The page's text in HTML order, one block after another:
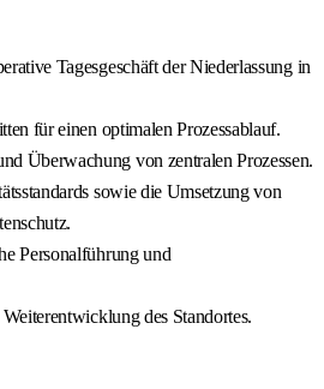
Tagesgeschäft der Niederlassung in
für einen optimalen Prozessablauf.
Überwachung von zentralen Prozessen.
sowie die Umsetzung von
Personalführung und
des Standortes.